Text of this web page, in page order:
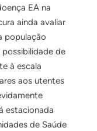
EA na
ainda avaliar
população
de
à escala
aos utentes
estacionada
de Saúde